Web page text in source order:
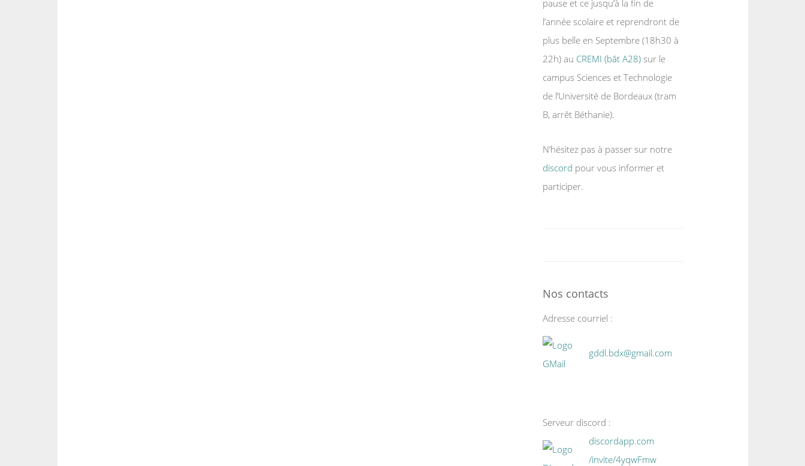
pause et ce jusqu’à la fin de
l’année scolaire et reprendront de
plus belle en Septembre (18h30 à
22h) au CREMI (bât A28) sur le
campus Sciences et Technologie
de l’Université de Bordeaux (tram
B, arrêt Béthanie).
N’hésitez pas à passer sur notre
discord pour vous informer et
participer.
Nos contacts
Adresse courriel :
gddl.bdx@gmail.com
Serveur discord :
discordapp.com
/invite/4yqwFmw